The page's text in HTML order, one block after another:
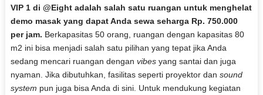
VIP 1 di @Eight adalah salah satu ruangan untuk menghelat
demo masak yang dapat Anda sewa seharga Rp. 750.000
per jam. Berkapasitas 50 orang, ruangan dengan kapasitas 80
m2 ini bisa menjadi salah satu pilihan yang tepat jika Anda
sedang mencari ruangan dengan vibesyang santai dan juga
nyaman. Jika dibutuhkan, fasilitas seperti proyektor dan sound
system pun juga bisa Anda di sini. Untuk mendukung kegiatan